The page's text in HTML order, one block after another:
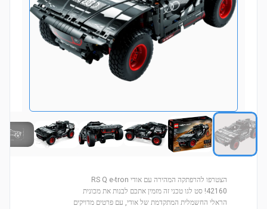
הצטרפו להרפתקה המהירה עם אודי RS Q e-tron
42160! סט לגו טכני זה מזמין אתכם לבנות את מכונית
הראלי החשמלית המתקדמת של אודי, עם פרטים מדויקים